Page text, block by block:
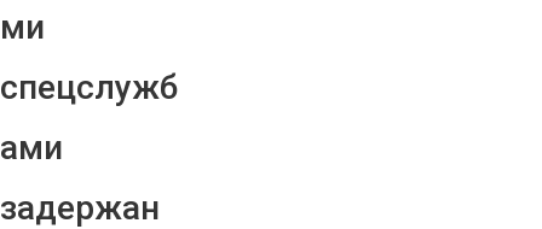
ми
спецслужб
ами
задержан